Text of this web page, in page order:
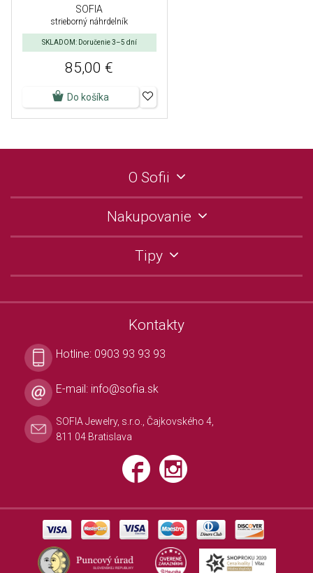
SOFIA
strieborný náhrdelník
SKLADOM: Doručenie 3–5 dní
85,00 €
Do košíka
O Sofii
Nakupovanie
Tipy
Kontakty
Hotline: 0903 93 93 93
E-mail: info@sofia.sk
SOFIA Jewelry, s.r.o., Čajkovského 4,
811 04 Bratislava